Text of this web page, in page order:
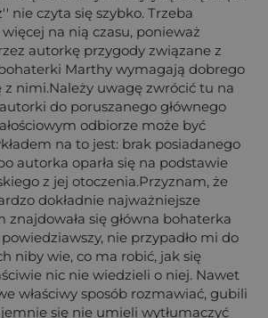
nie czyta się szybko. Trzeba
na nią czasu, ponieważ
autorkę przygody związane z
Marthy wymagają dobrego
z nimi.Należy uwagę zwrócić tu na
do poruszanego głównego
odbiorze może być
na to jest: brak posiadanego
autorka oparła się na podstawie
z jej otoczenia.Przyznam, że
dokładnie najważniejsze
znajdowała się główna bohaterka
nie przypadło mi do
niby wie, co ma robić, jak się
nic nie wiedzieli o niej. Nawet
właściwy sposób rozmawiać, gubili
się nie umieli wytłumaczyć